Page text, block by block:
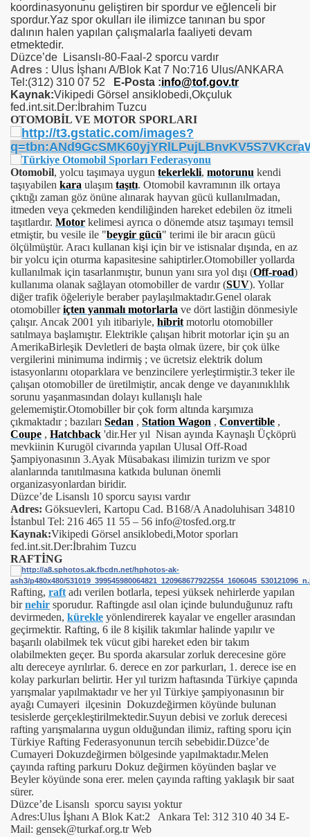
koordinasyonunu geliştiren bir spordur ve eğlenceli bir
spordur.Yaz spor okulları ile ilimizce tanınan bu spor
dalının halen yapılan çalışmalarla faaliyeti devam
etmektedir.
Düzce’de Lisanslı-80-Faal-2 sporcu vardır
Adres : Ulus İşhanı A/Blok Kat 7 No:716 Ulus/ANKARA
Tel:(312) 310 07 52
E-Posta :info@tof.gov.tr
Kaynak:Vikipedi Görsel ansiklobedi,Okçuluk
fed.int.sit.Der:İbrahim Tuzcu
OTOMOBİL VE MOTOR SPORLARI
Otomobil, yolcu taşımaya uygun tekerlekli, motorunu kendi
taşıyabilen kara ulaşım taşıtı. Otomobil kavramının ilk ortaya
çıktığı zaman göz önüne alınarak hayvan gücü kullanılmadan,
itmeden veya çekmeden kendiliğinden hareket edebilen öz itmeli
taşıtlardır. Motor kelimesi ayrıca o dönemde atsız taşımayı temsil
etmiştir, bu vesile ile "beygir gücü" terimi ile bir aracın gücü
ölçülmüştür. Aracı kullanan kişi için bir ve istisnalar dışında, en az
bir yolcu için oturma kapasitesine sahiptirler.Otomobiller yollarda
kullanılmak için tasarlanmıştır, bunun yanı sıra yol dışı (Off-road)
kullanıma olanak sağlayan otomobiller de vardır (SUV). Yollar
diğer trafik öğeleriyle beraber paylaşılmaktadır.Genel olarak
otomobilleriçten yanmalı motorlarla ve dört lastiğin dönmesiyle
çalışır. Ancak 2001 yılı itibariyle, hibrit motorlu otomobiller
satılmaya başlamıştır. Elektrikle çalışan hibrit motorlar için şu an
AmerikaBirleşik Devletleri de başta olmak üzere, bir çok ülke
vergilerini minimuma indirmiş ; ve ücretsiz elektrik dolum
istasyonlarını otoparklara ve benzincilere yerleştirmiştir.3 teker ile
çalışan otomobiller de üretilmiştir, ancak denge ve dayanınıklılık
sorunu yaşanmasından dolayı kullanışlı hale
gelememiştir.Otomobiller bir çok form altında karşımıza
çıkmaktadır ; bazıları Sedan , Station Wagon , Convertible ,
Coupe , Hatchback 'dir.Her yıl Nisan ayında Kaynaşlı Üçköprü
mevkiinin Kurugöl civarında yapılan Ulusal Off-Road
Şampiyonasının 3.Ayak Müsabakası ilimizin turizm ve spor
alanlarında tanıtılmasına katkıda bulunan önemli
organizasyonlardan biridir.
Düzce’de Lisanslı 10 sporcu sayısı vardır
Adres: Göksuevleri, Kartopu Cad. B168/A Anadoluhisarı 34810
İstanbul Tel: 216 465 11 55 – 56 info@tosfed.org.tr
Kaynak:Vikipedi Görsel ansiklobedi,Motor sporları
fed.int.sit.Der:İbrahim Tuzcu
RAFTİNG
Rafting, raft adı verilen botlarla, tepesi yüksek nehirlerde yapılan
birnehir sporudur. Raftingde asıl olan içinde bulunduğunuz raftı
devirmeden, kürekle yönlendirerek kayalar ve engeller arasından
geçirmektir. Rafting, 6 ile 8 kişilik takımlar halinde yapılır ve
başarılı olabilmek tek vücut gibi hareket eden bir takım
olabilmekten geçer. Bu sporda akarsular zorluk derecesine göre
altı dereceye ayrılırlar. 6. derece en zor parkurları, 1. derece ise en
kolay parkurları belirtir. Her yıl turizm haftasında Türkiye çapında
yarışmalar yapılmaktadır ve her yıl Türkiye şampiyonasının bir
ayağı Cumayeri ilçesinin Dokuzdeğirmen köyünde bulunan
tesislerde gerçekleştirilmektedir.Suyun debisi ve zorluk derecesi
rafting yarışmalarına uygun olduğundan ilimiz, rafting sporu için
Türkiye Rafting Federasyonunun tercih sebebidir.Düzce’de
Cumayeri Dokuzdeğirmen bölgesinde yapılmaktadır.Melen
çayında rafting parkuru Dokuz değirmen köyünden başlar ve
Beyler köyünde sona erer. melen çayında rafting yaklaşık bir saat
sürer.
Düzce’de Lisanslı sporcu sayısı yoktur
Adres:Ulus İşhanı A Blok Kat:2 Ankara Tel: 312 310 40 34 E-
Mail: gensek@turkaf.org.tr Web